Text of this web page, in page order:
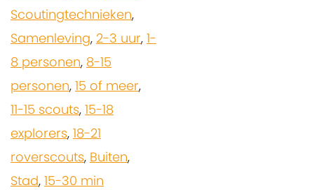
Scoutingtechnieken,
Samenleving, 2-3 uur, 1-
8 personen, 8-15
personen, 15 of meer,
11-15 scouts, 15-18
explorers, 18-21
roverscouts, Buiten,
Stad, 15-30 min